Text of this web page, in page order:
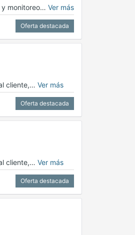
y monitoreo… Ver más
Oferta destacada
cliente,… Ver más
Oferta destacada
cliente,… Ver más
Oferta destacada